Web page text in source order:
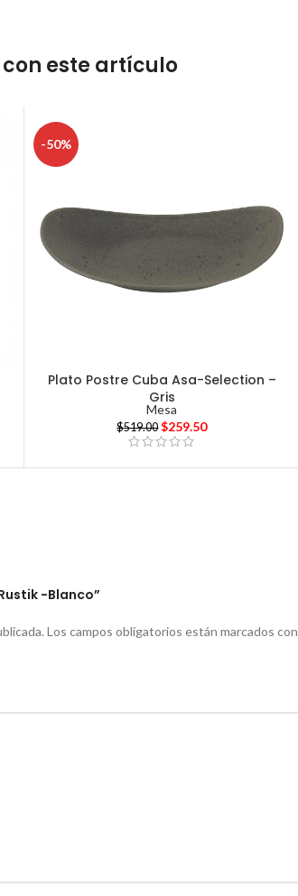
este artículo
-50%
Plato Postre Cuba Asa-Selection –
Gris
Mesa
$519.00 $259.50
-Blanco”
Los campos obligatorios están marcados con